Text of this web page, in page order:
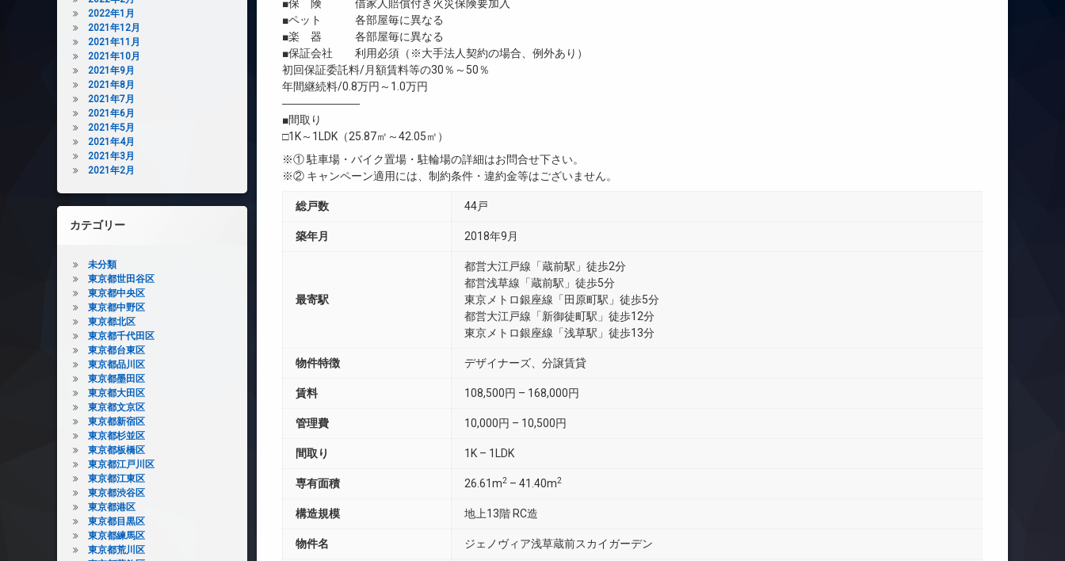
■保 険 借家人賠償付き火災保険要加入
■ペット 各部屋毎に異なる
■楽 器 各部屋毎に異なる
■保証会社 利用必須（※大手法人契約の場合、例外あり）
初回保証委託料/月額賃料等の30％～50％
年間継続料/0.8万円～1.0万円
―――――――
■間取り
□1K～1LDK（25.87㎡～42.05㎡）
※① 駐車場・バイク置場・駐輪場の詳細はお問合せ下さい。
※② キャンペーン適用には、制約条件・違約金等はございません。
総戸数 44戸
築年月 2018年9月
最寄駅
都営大江戸線「蔵前駅」徒歩2分
都営浅草線「蔵前駅」徒歩5分
東京メトロ銀座線「田原町駅」徒歩5分
都営大江戸線「新御徒町駅」徒歩12分
東京メトロ銀座線「浅草駅」徒歩13分
物件特徴 デザイナーズ、分譲賃貸
賃料 108,500円 – 168,000円
管理費 10,000円 – 10,500円
間取り 1K – 1LDK
専有面積 26.61m2 – 41.40m2
構造規模 地上13階 RC造
物件名 ジェノヴィア浅草蔵前スカイガーデン
2022年1月
2021年12月
2021年11月
2021年10月
2021年9月
2021年8月
2021年7月
2021年6月
2021年5月
2021年4月
2021年3月
2021年2月
カテゴリー
未分類
東京都世田谷区
東京都中央区
東京都中野区
東京都北区
東京都千代田区
東京都台東区
東京都品川区
東京都墨田区
東京都大田区
東京都文京区
東京都新宿区
東京都杉並区
東京都板橋区
東京都江戸川区
東京都江東区
東京都渋谷区
東京都港区
東京都目黒区
東京都練馬区
東京都荒川区